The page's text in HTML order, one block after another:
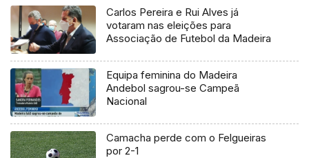
Carlos Pereira e Rui Alves já
votaram nas eleições para
Associação de Futebol da Madeira
Equipa feminina do Madeira
Andebol sagrou-se Campeã
Nacional
Camacha perde com o Felgueiras
por 2-1